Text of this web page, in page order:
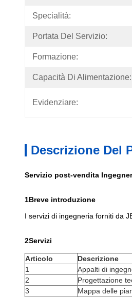
Specialità:
Portata Del Servizio:
Formazione:
Capacità Di Alimentazione:
Evidenziare:
Descrizione Del
Servizio post-vendita
1Breve introduzione
I servizi di ingegneria forniti da
2Servizi
Articolo
Descrizione
1
Appalti di
2
Progettazione
3
Mappa delle